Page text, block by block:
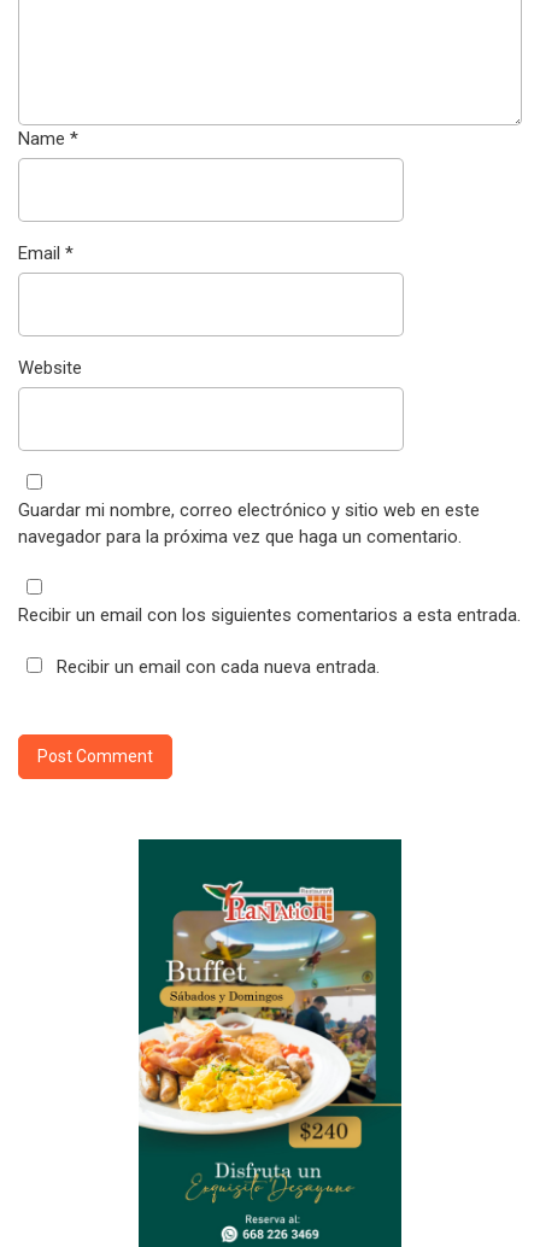
Name *
Email *
Website
Guardar mi nombre, correo electrónico y sitio web en este
navegador para la próxima vez que haga un comentario.
Recibir un email con los siguientes comentarios a esta entrada.
Recibir un email con cada nueva entrada.